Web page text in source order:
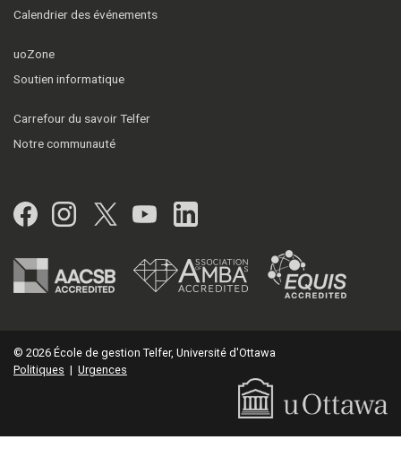
Calendrier des événements
uoZone
Soutien informatique
Carrefour du savoir Telfer
Notre communauté
Facebook
Instagram
Twitter
YouTubeLinkedIn
© 2026 École de gestion Telfer, Université d'Ottawa
Politiques | Urgences